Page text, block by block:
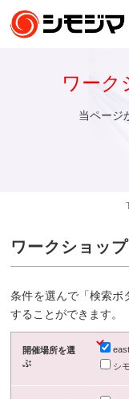
ワーク
当ページ
ワークショッ
条件を選んで「検索ボ
することができます。
開催場所を選
ぶ
シ